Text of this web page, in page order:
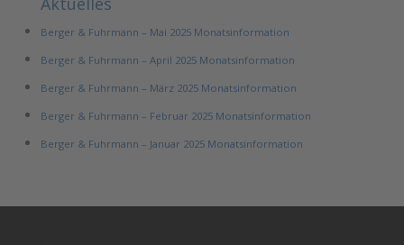
Berger & Fuhrmann – Mai 2025 Monatsinformation
Berger & Fuhrmann – April 2025 Monatsinformation
Berger & Fuhrmann – März 2025 Monatsinformation
Berger & Fuhrmann – Februar 2025 Monatsinformation
Berger & Fuhrmann – Januar 2025 Monatsinformation